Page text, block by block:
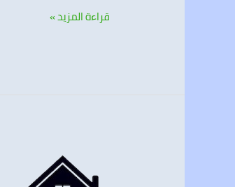
قراءة المزيد »
دهان